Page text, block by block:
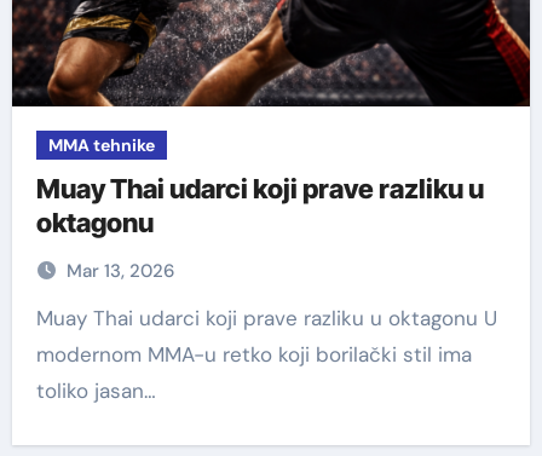
MMA tehnike
Muay Thai udarci koji prave razliku u
oktagonu
Mar 13, 2026
Muay Thai udarci koji prave razliku u oktagonu U
modernom MMA-u retko koji borilački stil ima
toliko jasan…